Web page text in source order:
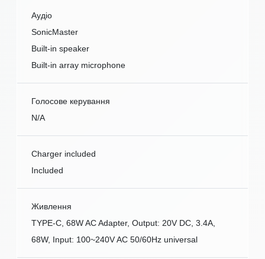
Аудіо
SonicMaster
Built-in speaker
Built-in array microphone
Голосове керування
N/A
Charger included
Included
Живлення
TYPE-C, 68W AC Adapter, Output: 20V DC, 3.4A,
68W, Input: 100~240V AC 50/60Hz universal